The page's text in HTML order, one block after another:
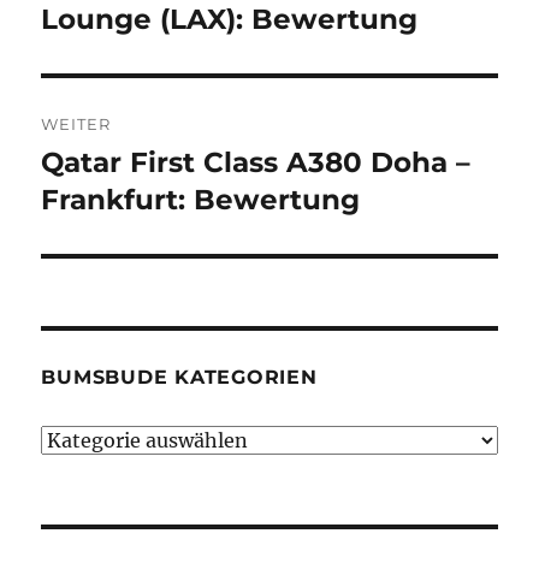
Beitrag:
Lounge (LAX): Bewertung
WEITER
Nächster
Beitrag:
Qatar First Class A380 Doha –
Frankfurt: Bewertung
BUMSBUDE KATEGORIEN
Bumsbude